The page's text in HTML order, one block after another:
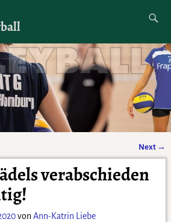
Next →
verabschieden
vonAnn-Katrin Liebe